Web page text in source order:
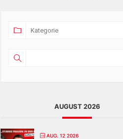
AUGUST 2026
AUG. 12 2026